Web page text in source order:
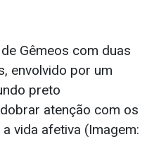
atenção com os
vida afetiva (Imagem: